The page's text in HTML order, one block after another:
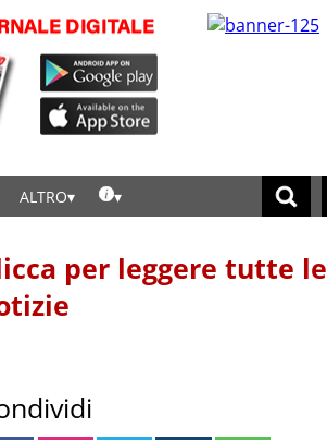
ALTRO
per leggere tutte le